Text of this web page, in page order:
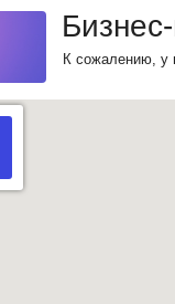
К сожалению, у